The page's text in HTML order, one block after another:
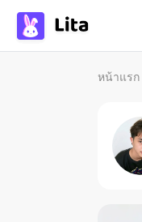
หน้าแรก